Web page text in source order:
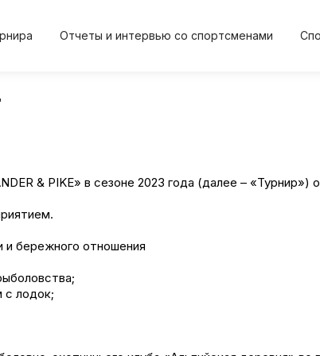
Отчеты и интервью со спортсменами
Положение и
& PIKE» в сезоне 2023 года (далее –
и бережного отношения
с лодок;